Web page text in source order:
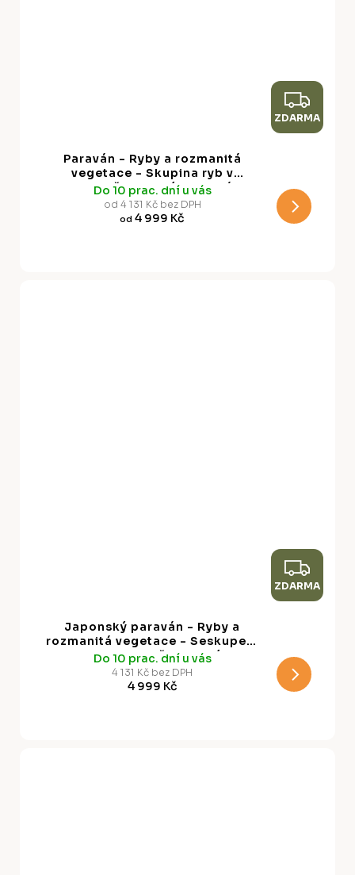
Z
D
M
ZDARMA
Paraván - Ryby a rozmanitá
vegetace - Skupina ryb v
pastelově tlumených barvách
mezi oceánskou vegetací
Do 10 prac. dní u vás
od 4 131 Kč bez DPH
od 4 999 Kč
Z
D
M
ZDARMA
Japonský paraván - Ryby a
rozmanitá vegetace - Seskupení
ryb v pastelově tlumených
barvách mezi oceánskou vegetací
Do 10 prac. dní u vás
4 131 Kč bez DPH
4 999 Kč